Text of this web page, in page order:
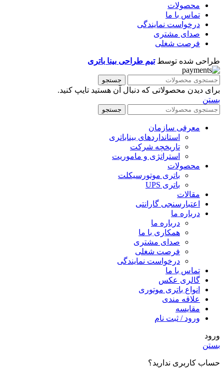
محصولات
تماس با ما
درخواست نمایندگی
صدای مشتری
فرصت شغلی
طراحی شده توسطتیم طراحی بینا باتری
جستجو
برای دیدن محصولاتی که دنبال آن هستید تایپ کنید.
بستن
جستجو
معرفی سازمان
استانداردهای بیناباتری
تاریخچه شرکت
استراتژی و ماموریت
محصولات
باتری موتورسیکلت
باتری UPS
مقالات
اعتبارسنجی گارانتی
درباره ما
درباره ما
همکاری با ما
صدای مشتری
فرصت شغلی
درخواست نمایندگی
تماس با ما
گالری عکس
انواع باتری موتوری
علاقه مندی
مقايسه
ورود / ثبت نام
ورود
بستن
حساب کاربری ندارید؟